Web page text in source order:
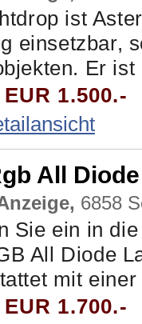
ist
einsetzbar,
Er
1.500.-
All
6858
Sie ein in
All Diode
mit
1.700.-